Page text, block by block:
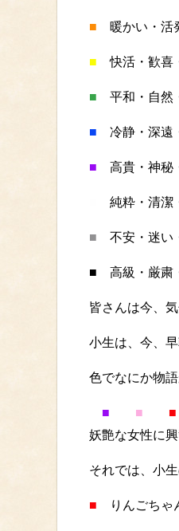
■ 暖かい・活
■ 快活・歓喜
■ 平和・自然
■ 冷静・深遠
■ 高貴・神秘
純粋・清潔
■ 不安・迷い
■ 高級・厳粛
皆さんは今、
小生は、今、
色でなにか物
■ ■ ■
妖艶な女性に
それでは、小
■ りんごちゃ